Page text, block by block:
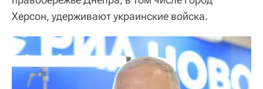
Херсон, удерживают украинские войска.